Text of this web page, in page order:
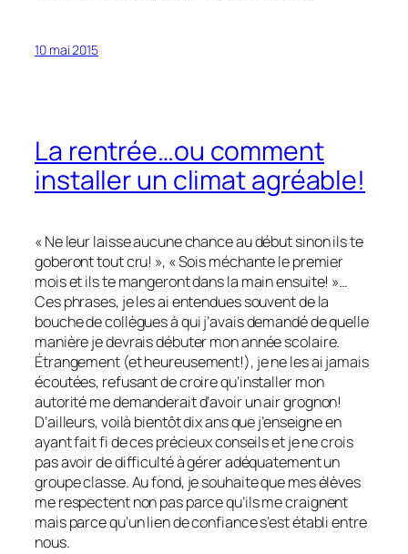
10 mai 2015
La rentrée…ou comment
installer un climat agréable!
« Ne leur laisse aucune chance au début sinon ils te
goberont tout cru! », « Sois méchante le premier
mois et ils te mangeront dans la main ensuite! »…
Ces phrases, je les ai entendues souvent de la
bouche de collègues à qui j’avais demandé de quelle
manière je devrais débuter mon année scolaire.
Étrangement (et heureusement!), je ne les ai jamais
écoutées, refusant de croire qu’installer mon
autorité me demanderait d’avoir un air grognon!
D’ailleurs, voilà bientôt dix ans que j’enseigne en
ayant fait fi de ces précieux conseils et je ne crois
pas avoir de difficulté à gérer adéquatement un
groupe classe. Au fond, je souhaite que mes élèves
me respectent non pas parce qu’ils me craignent
mais parce qu’un lien de confiance s’est établi entre
nous.